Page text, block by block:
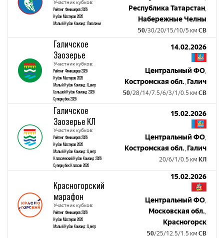
Участник кубков:
Рейтинг Финишеров 2026
Кубок Мастеров 2026
Малый Кубок Команд: Поволжье
Республика Татарстан,
Набережные Челны
50/30/20/15/10/5 км СВ
Галичское
Заозерье
Участник кубков:
Рейтинг Финишеров 2026
Кубок Мастеров 2026
Малый Кубок Команд: Центр
Большой Кубок Команд 2026
Суперкубок 2026
14.02.2026
Центральный ФО,
Костромская обл., Галич
50/28/14/7.5/6/3/1/0.5 км СВ
Галичское
Заозерье КЛ
Участник кубков:
Рейтинг Финишеров 2026
Кубок Мастеров 2026
Малый Кубок Команд: Центр
Классический Кубок Команд 2026
Суперкубок Классик 2026
15.02.2026
Центральный ФО,
Костромская обл., Галич
20/6/1/0.5 км КЛ
Красногорский
марафон
Участник кубков:
Рейтинг Финишеров 2026
Кубок Мастеров 2026
Малый Кубок Команд: Центр
15.02.2026
Центральный ФО,
Московская обл.,
Красногорск
50/25/12.5/1.5 км СВ